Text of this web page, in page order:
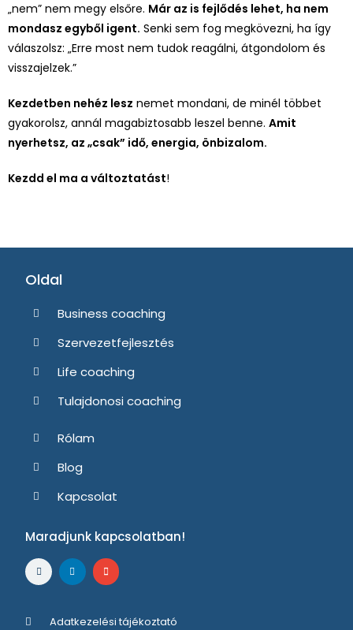
„nem” nem megy elsőre. Már az is fejlődés lehet, ha nem
mondasz egyből igent. Senki sem fog megkövezni, ha így
válaszolsz: „Erre most nem tudok reagálni, átgondolom és
visszajelzek.”
Kezdetben nehéz lesz nemet mondani, de minél többet
gyakorolsz, annál magabiztosabb leszel benne. Amit
nyerhetsz, az „csak” idő, energia, önbizalom.
Kezdd el ma a változtatást!
Oldal
Business coaching
Szervezetfejlesztés
Life coaching
Tulajdonosi coaching
Rólam
Blog
Kapcsolat
Maradjunk kapcsolatban!
Adatkezelési tájékoztató